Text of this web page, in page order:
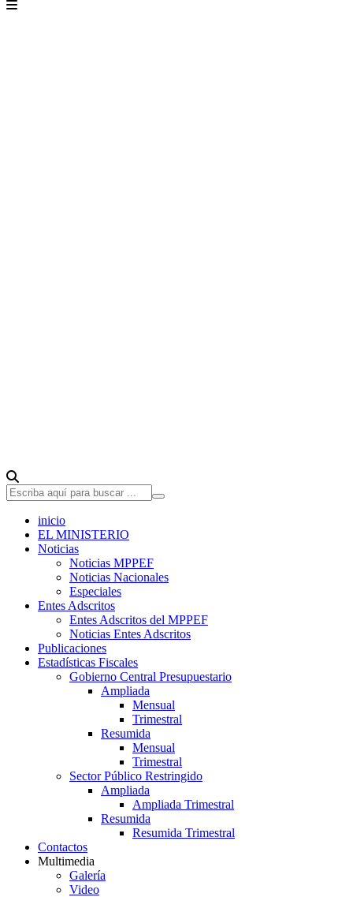
inicio
EL MINISTERIO
Noticias
Noticias MPPEF
Noticias Nacionales
Especiales
Entes Adscritos
Entes Adscritos del MPPEF
Noticias Entes Adscritos
Publicaciones
Estadísticas Fiscales
Gobierno Central Presupuestario
Ampliada
Mensual
Trimestral
Resumida
Mensual
Trimestral
Sector Público Restringido
Ampliada
Ampliada Trimestral
Resumida
Resumida Trimestral
Contactos
Multimedia
Galería
Video